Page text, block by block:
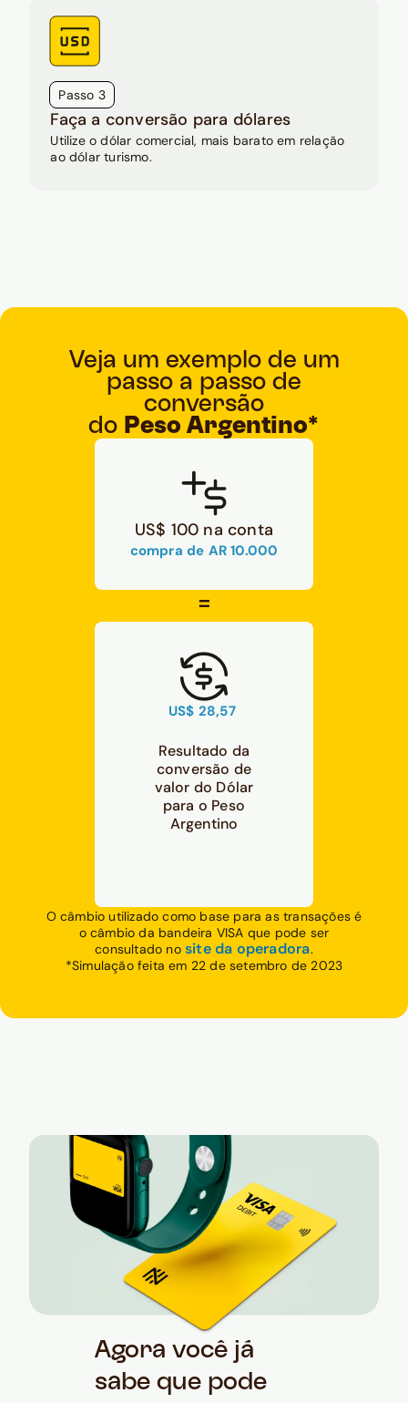
Passo 3
Faça a conversão para dólares
Utilize o dólar comercial, mais barato em relação
ao dólar turismo.
Veja um exemplo de um
passo a passo de
conversão
do Peso Argentino*
US$ 100 na conta
compra de AR 10.000
=
US$ 28,57
Resultado da
conversão de
valor do Dólar
para o Peso
Argentino
O câmbio utilizado como base para as transações é
o câmbio da bandeira VISA que pode ser
consultado nosite da operadora.
*Simulação feita em 22 de setembro de 2023
Agora você já
sabe que pode